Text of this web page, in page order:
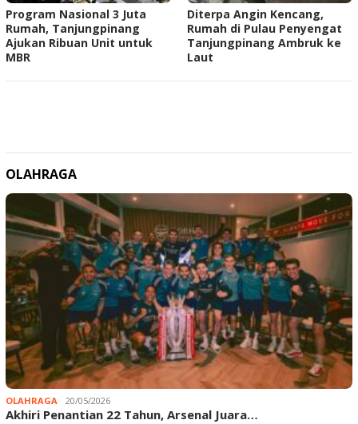
Program Nasional 3 Juta
Rumah, Tanjungpinang
Ajukan Ribuan Unit untuk
MBR
Diterpa Angin Kencang,
Rumah di Pulau Penyengat
Tanjungpinang Ambruk ke
Laut
OLAHRAGA
OLAHRAGA 20/05/2026
Akhiri Penantian 22 Tahun, Arsenal Juara…